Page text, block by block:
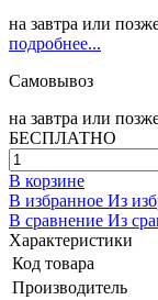
на завтра или
подробнее...
Самовывоз
на завтра или
БЕСПЛАТНО
В корзине
В избранное Из
В сравнение Из
Характеристики
Код товара
Производитель